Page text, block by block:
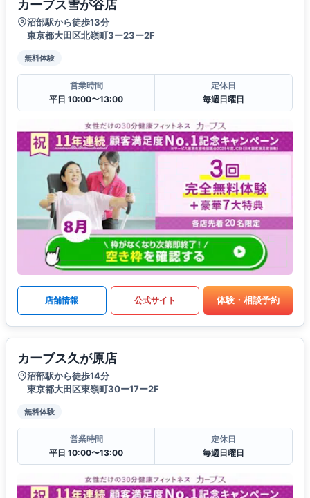
カーブス雪が谷店
沼部駅から徒歩13分
東京都大田区北嶺町3ー23ー2F
無料体験
営業時間
平日 10:00〜13:00
定休日
毎週日曜日
店舗情報 公式サイト 体験・相談予約
カーブス久が原店
沼部駅から徒歩14分
東京都大田区東嶺町30ー17ー2F
無料体験
営業時間
平日 10:00〜13:00
定休日
毎週日曜日